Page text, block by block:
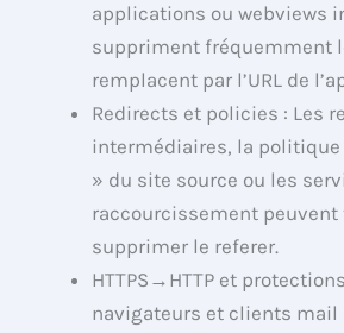
applications ou webviews
suppriment fréquemment
remplacent par l’URL de
Redirects et policies : Les
intermédiaires, la politique
» du site source ou les
raccourcissement peuvent
supprimer le referer.
HTTPS→HTTP et
navigateurs et clients mail